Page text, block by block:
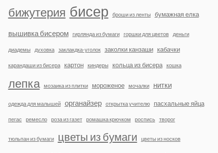
бижутерия бисер броши из ленты бумажная елка
вышивка бисером гирлянда из бумаги горшки для цветов деньги
диадемы духовка заклакдка-уголок заколки канзаши кабачки
карандаши из бисера картон киндеры кольца из бисера кошка
лепка мозаика из плитки мороженое мочалки нитки
одежда для малышей органайзер открытка учителю пасхальные яйца
пегас ремесло роза из газет ромашка крючком роспись творог
тюльпан из бумаги цветы из бумаги цветы из носков